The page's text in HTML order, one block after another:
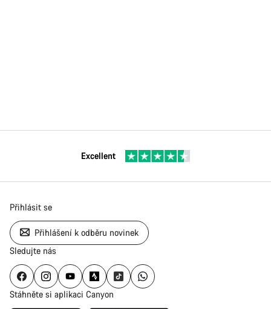
Excellent
Přihlásit se
Přihlášení k odběru novinek
Sledujte nás
Stáhněte si aplikaci Canyon